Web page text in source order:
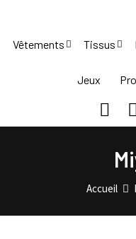
content
Vêtements Tissus
Jeux
Accueil